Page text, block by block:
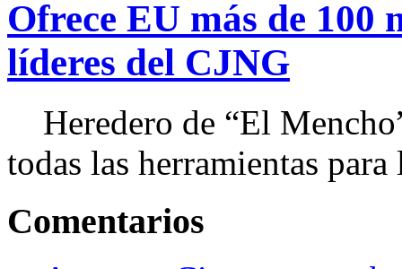
Ofrece EU más de 100
líderes del CJNG
Heredero de “El
todas las herramientas
Comentarios